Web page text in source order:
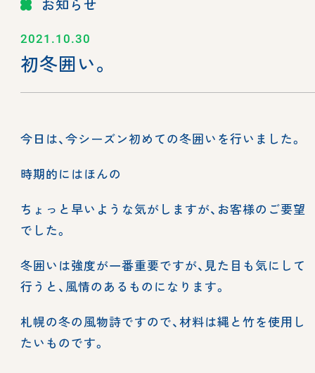
お知らせ
2021.10.30
初冬囲い。
今日は、今シーズン初めての冬囲いを行いました。
時期的にはほんの
ちょっと早いような気がしますが、お客様のご要望
でした。
冬囲いは強度が一番重要ですが、見た目も気にして
行うと、風情のあるものになります。
札幌の冬の風物詩ですので、材料は縄と竹を使用し
たいものです。